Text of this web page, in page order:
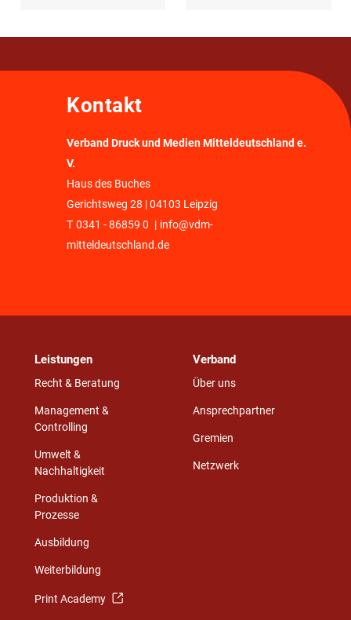
Kontakt
Verband Druck und Medien Mitteldeutschland e.
V.
Haus des Buches
Gerichtsweg 28 | 04103 Leipzig
T 0341 - 86859 0 | info@vdm-
mitteldeutschland.de
Leistungen
Recht & Beratung
Management &
Controlling
Umwelt &
Nachhaltigkeit
Produktion &
Prozesse
Ausbildung
Weiterbildung
Print Academy
Verband
Über uns
Ansprechpartner
Gremien
Netzwerk